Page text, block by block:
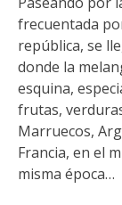
frecuentada
república, se
donde la
esquina,
frutas,
Marruecos,
Francia, en el
misma época…